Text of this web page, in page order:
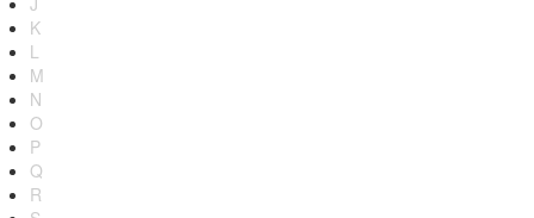
K
L
M
N
O
P
Q
R